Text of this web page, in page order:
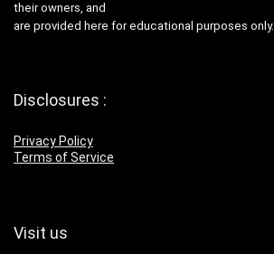
their owners, and
are provided here for educational purposes only.
Disclosures :
Privacy Policy
Terms of Service
Visit us